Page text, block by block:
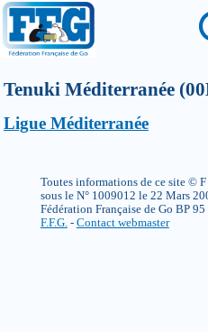
Tenuki Méditerranée
Ligue Méditerranée
Toutes informations de ce site ©
sous le N° 1009012 le 22 Mars
Fédération Française de Go BP
F.F.G.- Contact webmaster